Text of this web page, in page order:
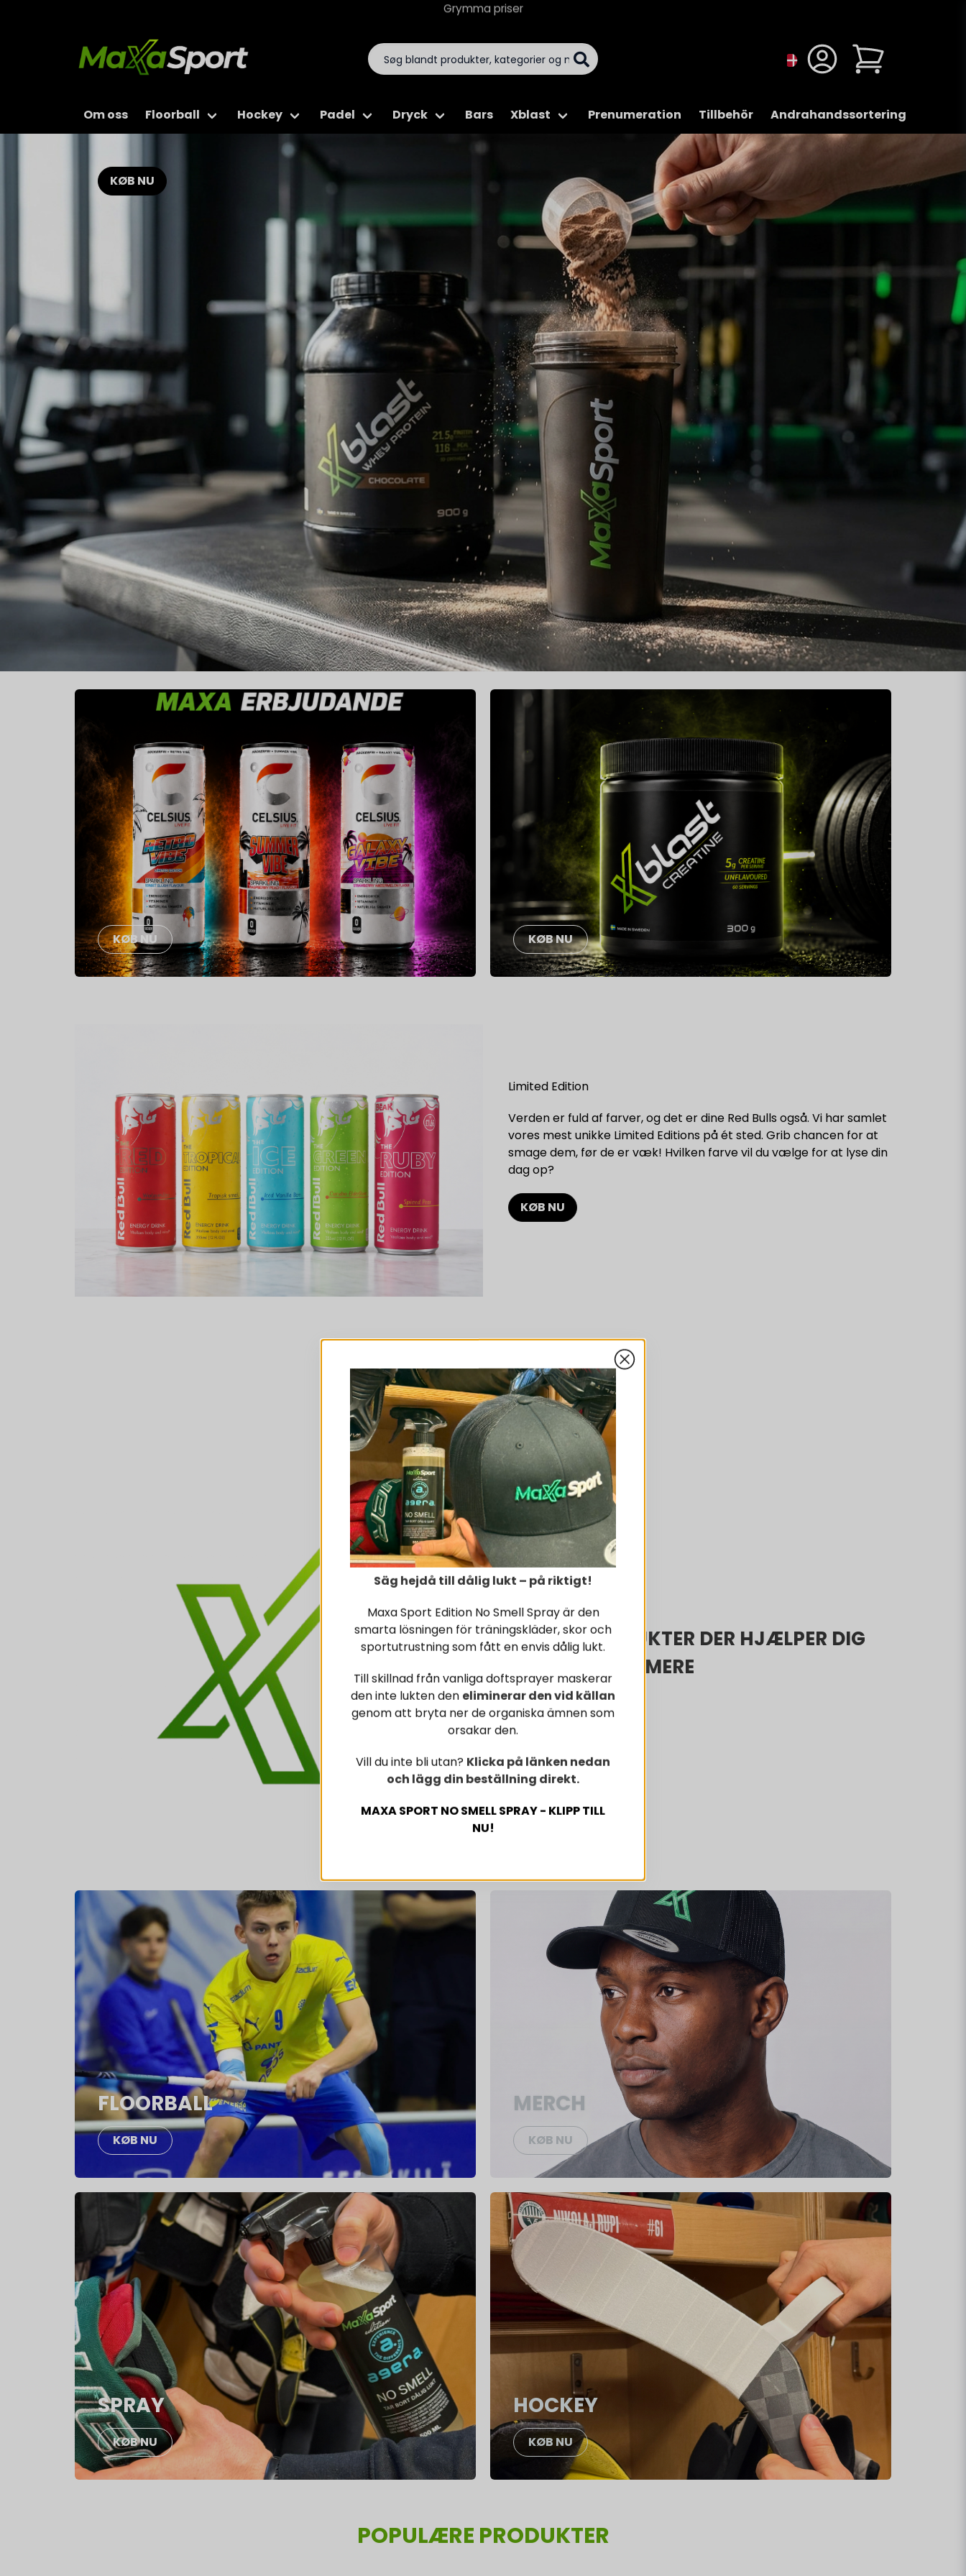
Snabba leveranser
Om oss Floorball Hockey Padel Dryck Bars Xblast Prenumeration Tillbehör Andrahandssortering
KØB NU
KØB NU KØB NU
Limited Edition
Verden er fuld af farver, og det er dine Red Bulls også. Vi har samlet
vores mest unikke Limited Editions på ét sted. Grib chancen for at
smage dem, før de er væk! Hvilken farve vil du vælge for at lyse din
dag op?
KØB NU
PRODUKTNYT
SPORTSPRODUKTER DER HJÆLPER DIG
MED AT MAKSIMERE
FLOORBALL
KØB NU
MERCH
KØB NU
SPRAY
KØB NU
HOCKEY
KØB NU
POPULÆRE PRODUKTER
Säg hejdå till dålig lukt – på riktigt!
Maxa Sport Edition No Smell Spray är den
smarta lösningen för träningskläder, skor och
sportutrustning som fått en envis dålig lukt.
Till skillnad från vanliga doftsprayer maskerar
den inte lukten den eliminerar den vid källan
genom att bryta ner de organiska ämnen som
orsakar den.
Vill du inte bli utan? Klicka på länken nedan
och lägg din beställning direkt.
MAXA SPORT NO SMELL SPRAY - KLIPP TILL
NU!